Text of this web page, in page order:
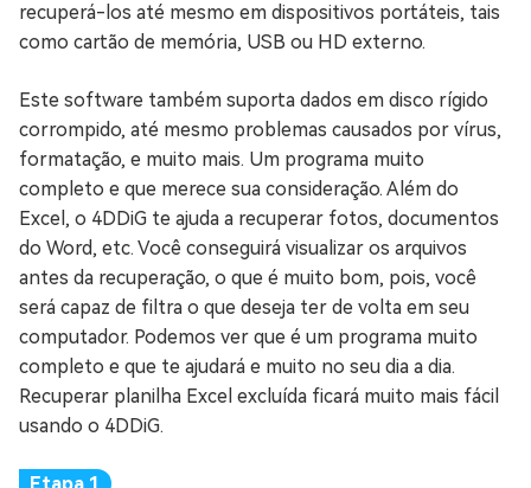
recuperá-los até mesmo em dispositivos portáteis, tais
como cartão de memória, USB ou HD externo.
Este software também suporta dados em disco rígido
corrompido, até mesmo problemas causados por vírus,
formatação, e muito mais. Um programa muito
completo e que merece sua consideração. Além do
Excel, o 4DDiG te ajuda a recuperar fotos, documentos
do Word, etc. Você conseguirá visualizar os arquivos
antes da recuperação, o que é muito bom, pois, você
será capaz de filtra o que deseja ter de volta em seu
computador. Podemos ver que é um programa muito
completo e que te ajudará e muito no seu dia a dia.
Recuperar planilha Excel excluída ficará muito mais fácil
usando o 4DDiG.